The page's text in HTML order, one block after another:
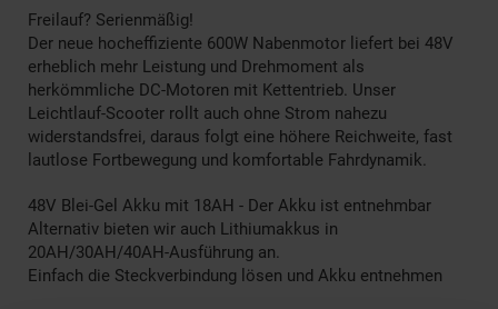
Freilauf? Serienmäßig!
Der neue hocheffiziente 600W Nabenmotor liefert bei 48V
erheblich mehr Leistung und Drehmoment als
herkömmliche DC-Motoren mit Kettentrieb. Unser
Leichtlauf-Scooter rollt auch ohne Strom nahezu
widerstandsfrei, daraus folgt eine höhere Reichweite, fast
lautlose Fortbewegung und komfortable Fahrdynamik.
48V Blei-Gel Akku mit 18AH - Der Akku ist entnehmbar
Alternativ bieten wir auch Lithiumakkus in
20AH/30AH/40AH-Ausführung an.
Einfach die Steckverbindung lösen und Akku entnehmen